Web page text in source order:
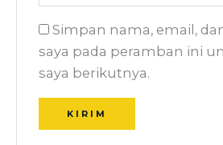
Simpan nama, email,
saya pada peramban ini
saya berikutnya.